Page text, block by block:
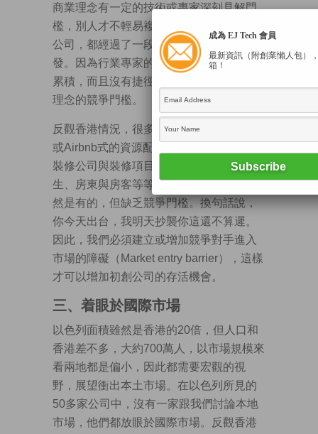
商業理念有一定的技術或專家深刻見解門
檻，別人才不輕易複製。在以色列看到的
公司，都經過了一段時間的技術研究及開
發。因為行業專家的經驗需要時間浸淫和
累積，而且沒有捷徑，這大大提高了商業
理念的競爭門檻。
反觀香港情況，很多的商業理念都是Uber
或Airbnb式的資源配對App，如人與工作、
裝修公司與裝修項目、補習老師與補習學
生、房東與房客等等。當中成功的例子當
然是有的，但缺乏競爭門檻。換句話說，
你今天出台，我明天抄襲你這還不算遲。
因此，我們必須建立或增加競爭對手進入
市場的障礙（Market entry barrier），這樣
才可以增加初創公司的存活機會。
三、着眼於國際市場
以色列面積雖然是香港的20倍，但人口和
香港差不多，大約700萬人，以市場規模來
看兩地都是偏小，因此都需要宏觀的視
野，展望衝出本土市場。在以色列所見的
50多家公司中，沒有一家跟我們討論本地
市場，他們都放眼於國際市場。反觀香港
成為 EJ Tech 會員
最新資訊（附創業懶人包）
箱！